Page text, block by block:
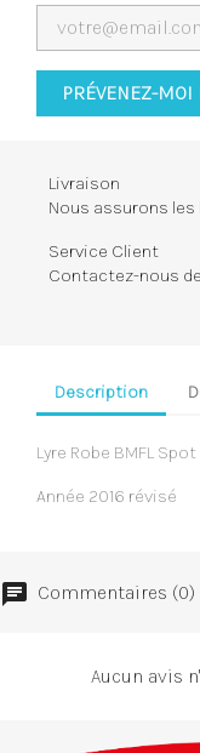
PRÉVENEZ-MOI
Livraison
Nous assurons
Service Client
Contactez-nous
Description
Lyre Robe BMFL
Année 2016 révisé
Commentaires (0)
Aucun avis